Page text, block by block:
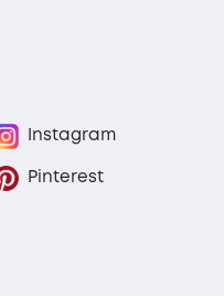
Instagram
Pinterest